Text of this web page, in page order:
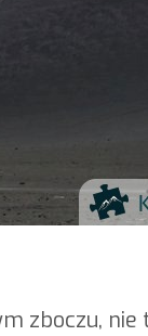
zboczu, nie